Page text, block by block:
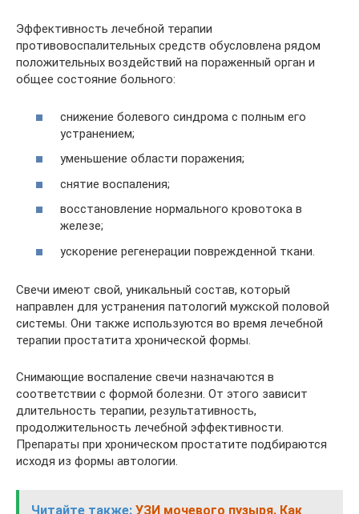
Эффективность лечебной терапии
противовоспалительных средств обусловлена рядом
положительных воздействий на пораженный орган и
общее состояние больного:
снижение болевого синдрома с полным его
устранением;
уменьшение области поражения;
снятие воспаления;
восстановление нормального кровотока в
железе;
ускорение регенерации поврежденной ткани.
Свечи имеют свой, уникальный состав, который
направлен для устранения патологий мужской половой
системы. Они также используются во время лечебной
терапии простатита хронической формы.
Снимающие воспаление свечи назначаются в
соответствии с формой болезни. От этого зависит
длительность терапии, результативность,
продолжительность лечебной эффективности.
Препараты при хроническом простатите подбираются
исходя из формы автологии.
Читайте также: УЗИ мочевого пузыря. Как